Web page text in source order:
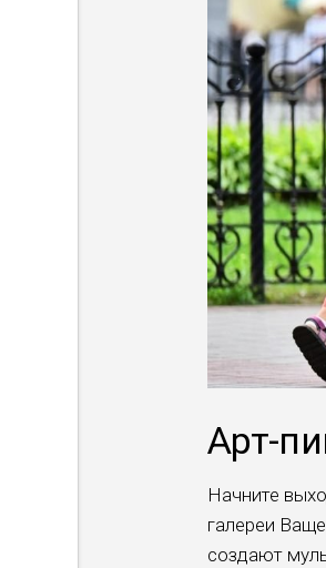
Арт-
Начните
галереи
создают